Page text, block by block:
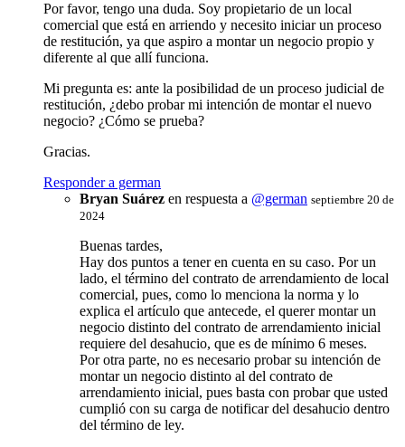
Por favor, tengo una duda. Soy propietario de un local
comercial que está en arriendo y necesito iniciar un proceso
de restitución, ya que aspiro a montar un negocio propio y
diferente al que allí funciona.
Mi pregunta es: ante la posibilidad de un proceso judicial de
restitución, ¿debo probar mi intención de montar el nuevo
negocio? ¿Cómo se prueba?
Gracias.
Responder a german
Bryan Suárez en respuesta a @german septiembre 20 de
2024
Buenas tardes,
Hay dos puntos a tener en cuenta en su caso. Por un
lado, el término del contrato de arrendamiento de local
comercial, pues, como lo menciona la norma y lo
explica el artículo que antecede, el querer montar un
negocio distinto del contrato de arrendamiento inicial
requiere del desahucio, que es de mínimo 6 meses.
Por otra parte, no es necesario probar su intención de
montar un negocio distinto al del contrato de
arrendamiento inicial, pues basta con probar que usted
cumplió con su carga de notificar del desahucio dentro
del término de ley.